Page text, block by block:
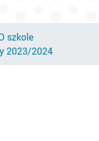
szkole
2023/2024